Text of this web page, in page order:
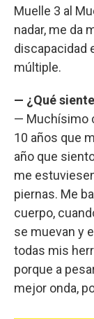
Muelle 3 al
nadar, me da
discapacidad
múltiple.
— ¿Qué
— Muchísimo
10 años que
año que
me
piernas. Me
cuerpo,
se muevan y
todas mis
porque a
mejor onda,